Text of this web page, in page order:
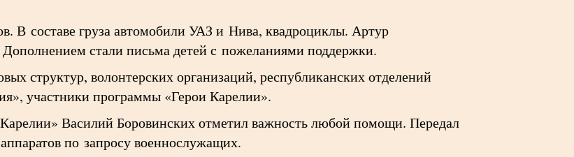
В составе груза автомобили УАЗ и Нива, квадроциклы. Артур
Дополнением стали письма детей с пожеланиями поддержки.
структур, волонтерских организаций, республиканских отделений
участники программы «Герои Карелии».
Василий Боровинских отметил важность любой помощи. Передал
по запросу военнослужащих.